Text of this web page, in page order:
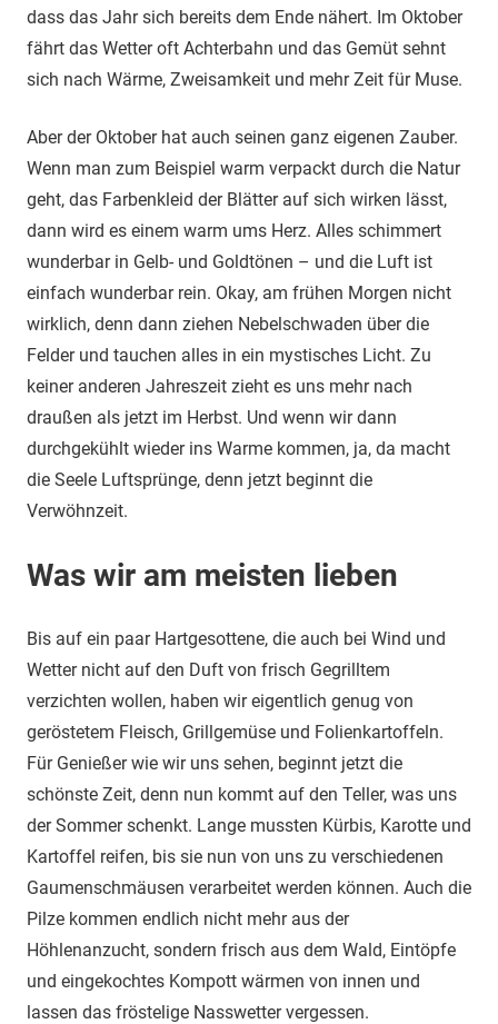
dass das Jahr sich bereits dem Ende nähert. Im Oktober
fährt das Wetter oft Achterbahn und das Gemüt sehnt
sich nach Wärme, Zweisamkeit und mehr Zeit für Muse.
Aber der Oktober hat auch seinen ganz eigenen Zauber.
Wenn man zum Beispiel warm verpackt durch die Natur
geht, das Farbenkleid der Blätter auf sich wirken lässt,
dann wird es einem warm ums Herz. Alles schimmert
wunderbar in Gelb- und Goldtönen – und die Luft ist
einfach wunderbar rein. Okay, am frühen Morgen nicht
wirklich, denn dann ziehen Nebelschwaden über die
Felder und tauchen alles in ein mystisches Licht. Zu
keiner anderen Jahreszeit zieht es uns mehr nach
draußen als jetzt im Herbst. Und wenn wir dann
durchgekühlt wieder ins Warme kommen, ja, da macht
die Seele Luftsprünge, denn jetzt beginnt die
Verwöhnzeit.
Was wir am meisten lieben
Bis auf ein paar Hartgesottene, die auch bei Wind und
Wetter nicht auf den Duft von frisch Gegrilltem
verzichten wollen, haben wir eigentlich genug von
geröstetem Fleisch, Grillgemüse und Folienkartoffeln.
Für Genießer wie wir uns sehen, beginnt jetzt die
schönste Zeit, denn nun kommt auf den Teller, was uns
der Sommer schenkt. Lange mussten Kürbis, Karotte und
Kartoffel reifen, bis sie nun von uns zu verschiedenen
Gaumenschmäusen verarbeitet werden können. Auch die
Pilze kommen endlich nicht mehr aus der
Höhlenanzucht, sondern frisch aus dem Wald, Eintöpfe
und eingekochtes Kompott wärmen von innen und
lassen das fröstelige Nasswetter vergessen.